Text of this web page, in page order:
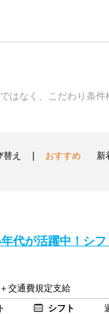
はなく、こだわり条
替え おすすめ 新
年代が活躍中！シ
交通費規定支給
シフト